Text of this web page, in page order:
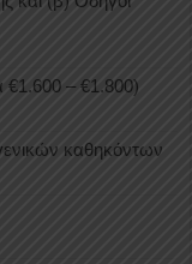
€1.600 – €1.800)
καθηκόντων